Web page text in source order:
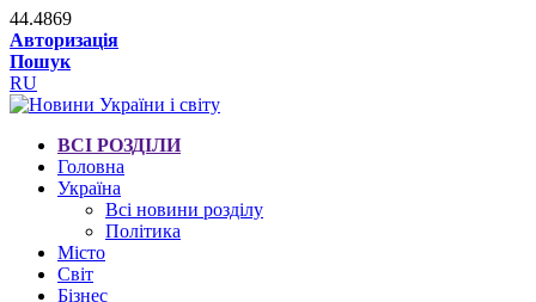
44.4869
Авторизація
Пошук
RU
ВСІ РОЗДІЛИ
Головна
Україна
Всі новини розділу
Політика
Місто
Світ
Бізнес